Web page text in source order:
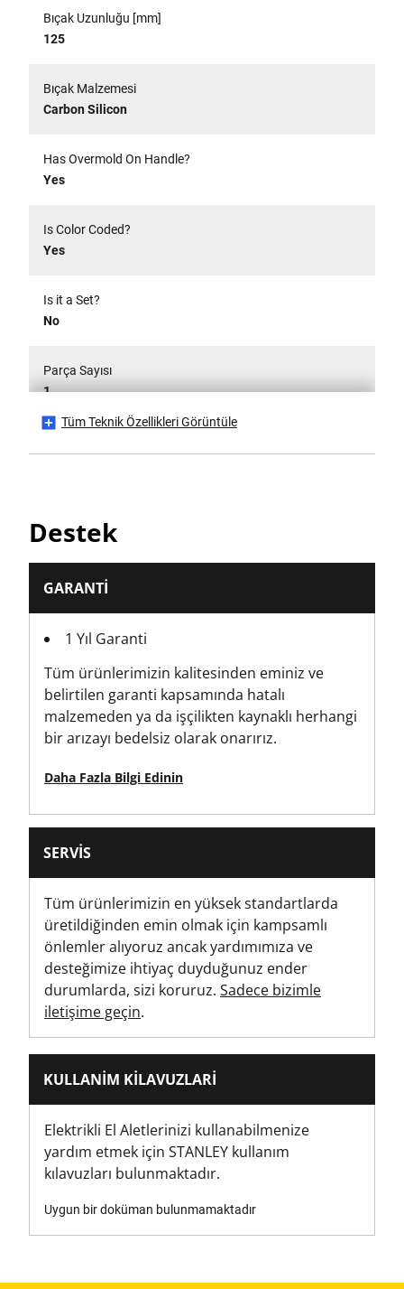
Bıçak Uzunluğu [mm]
125
Bıçak Malzemesi
Carbon Silicon
Has Overmold On Handle?
Yes
Is Color Coded?
Yes
Is it a Set?
No
Parça Sayısı
1
30
Ürün Uzunluğu [mm]
Asılı Kart
Ürün Paket Miktarı
6
82
Ürün Genişliği [mm]
46
PZ Kafa Tipi
Tornavida Kolu Tipi
Tornavida Kafası Tipi
PZ
Standards / Norms
ISO 8764-1, ISO 8764-2
Tüm Teknik Özellikleri Görüntüle
Destek
GARANTI
1 Yıl Garanti
Tüm ürünlerimizin kalitesinden eminiz ve
belirtilen garanti kapsamında hatalı
malzemeden ya da işçilikten kaynaklı herhangi
bir arızayı bedelsiz olarak onarırız.
Daha Fazla Bilgi Edinin
SERVIS
Tüm ürünlerimizin en yüksek standartlarda
üretildiğinden emin olmak için kampsamlı
önlemler alıyoruz ancak yardımımıza ve
desteğimize ihtiyaç duyduğunuz ender
durumlarda, sizi koruruz. Sadece bizimle
iletişime geçin.
KULLANIM KILAVUZLARI
Elektrikli El Aletlerinizi kullanabilmenize
yardım etmek için STANLEY kullanım
kılavuzları bulunmaktadır.
Uygun bir doküman bulunmamaktadır